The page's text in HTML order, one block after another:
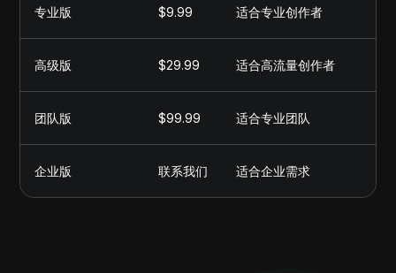
专业版 $9.99 适合专业创作者
高级版 $29.99 适合高流量创作者
团队版 $99.99 适合专业团队
企业版 联系我们 适合企业需求